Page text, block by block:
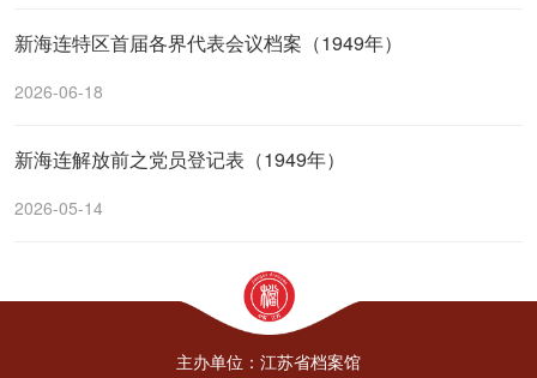
新海连特区首届各界代表会议档案（1949年）
2026-06-18
新海连解放前之党员登记表（1949年）
2026-05-14
主办单位：江苏省档案馆